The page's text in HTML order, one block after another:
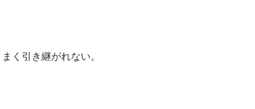
く引き継がれない。